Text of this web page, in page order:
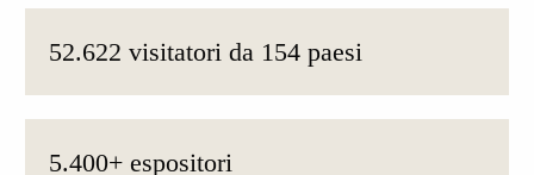
52.622 visitatori da 154 paesi
5.400+ espositori